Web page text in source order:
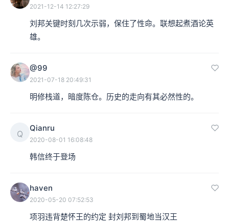
战国时期宴乐渔猎攻战纹图壶，现藏故宫博物院
本集编辑：莫嘉靖、张登邑
2021-12-14 12:27:29
刘邦关键时刻几次示弱，保住了性命。联想起煮酒论英
雄。
@99
2021-07-18 20:49:31
明修栈道，暗度陈仓。历史的走向有其必然性的。
Q
Qianru
2020-08-01 16:08:48
韩信终于登场
haven
2020-05-20 07:52:53
项羽违背楚怀王的约定 封刘邦到蜀地当汉王